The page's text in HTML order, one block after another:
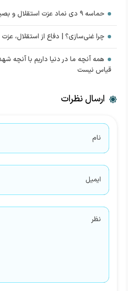
حماسه ۹ دی نماد عزت استقلال و بصیرت مردم است
چرا غنی‌سازی؟ | دفاع از استقلال، عزت
همه آنچه ما در دنیا داریم با آنچه
قیاس نیست
ارسال نظرات